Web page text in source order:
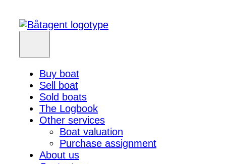
Buy boat
Sell boat
Sold boats
The Logbook
Other services
Boat valuation
Purchase assignment
About us